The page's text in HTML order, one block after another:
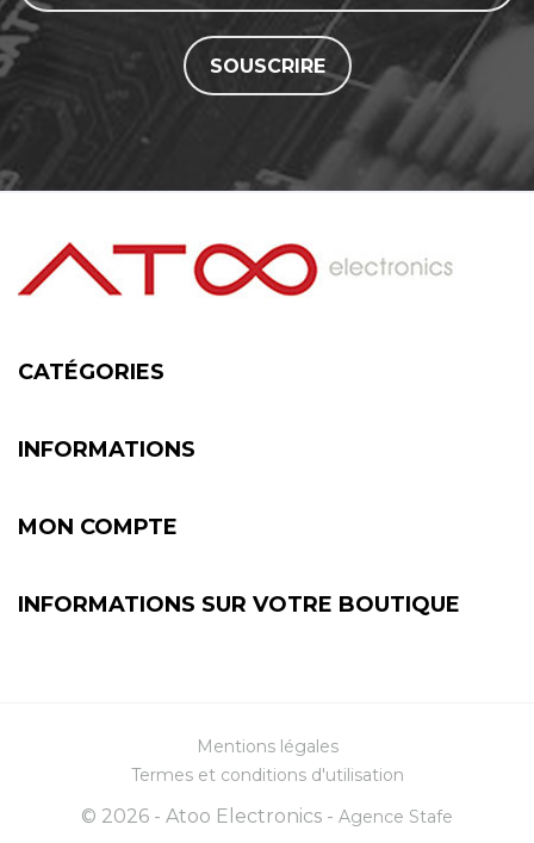
SOUSCRIRE
CATÉGORIES
INFORMATIONS
MON COMPTE
INFORMATIONS SUR VOTRE BOUTIQUE
Mentions légales
Termes et conditions d'utilisation
© 2026 - Atoo Electronics - Agence Stafe